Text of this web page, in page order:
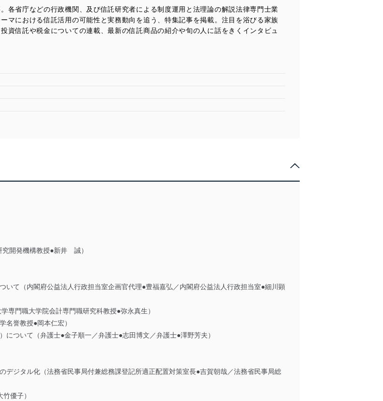
各省庁などの行政機関、及び信託研究者による制度運用と法理論の解説法律専門士業
マにおける信託活用の可能性と実務動向を追う、特集記事を掲載。注目を浴びる家族
資信託や税金についての連載、最新の信託商品の紹介や旬の人に話をきくインタビュ
究開発機構教授●新井 誠）
いて（内閣府公益法人行政担当室企画官代理●豊福嘉弘／内閣府公益法人行政担当室●細川顕
専門職大学院会計専門職研究科教授●弥永真生）
名誉教授●岡本仁宏）
ついて（弁護士●金子順一／弁護士●志田博文／弁護士●澤野芳夫）
デジタル化（法務省民事局付兼総務課登記所適正配置対策室長●吉賀朝哉／法務省民事局総
優子）